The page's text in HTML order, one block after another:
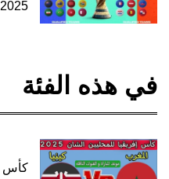
2025
في هذه الفئة